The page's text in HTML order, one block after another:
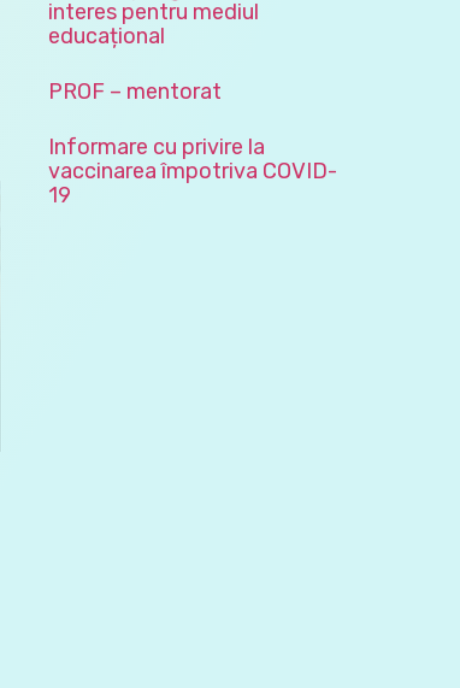
interes pentru mediul
educațional
PROF – mentorat
Informare cu privire la
vaccinarea împotriva COVID-
19